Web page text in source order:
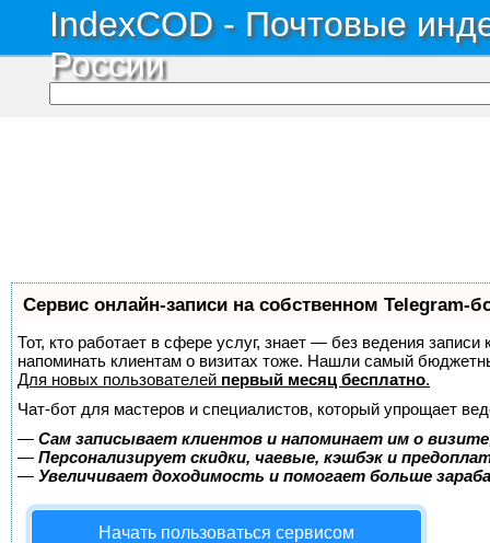
IndexCOD - Почтовые
России
Сервис онлайн-записи на собственном Telegram-
Тот, кто работает в сфере услуг, знает — без ведения
напоминать клиентам о визитах тоже. Нашли самый
Для новых пользователей первый месяц бесплатно.
Чат-бот для мастеров и специалистов, который упрощает
— Сам записывает клиентов и напоминает им о
— Персонализирует скидки, чаевые, кэшбэк и
— Увеличивает доходимость и помогает больше
Начать пользоваться сервисом